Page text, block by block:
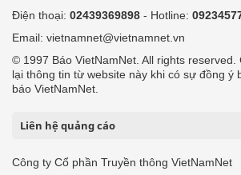
Điện thoại: 02439369898 - Hotline:
Email: vietnamnet@vietnamnet.vn
© 1997 Báo VietNamNet. All rights
lại thông tin từ website này khi có sự đồng ý
báo VietNamNet.
Liên hệ quảng cáo
Công ty Cổ phần Truyền thông VietNamNet